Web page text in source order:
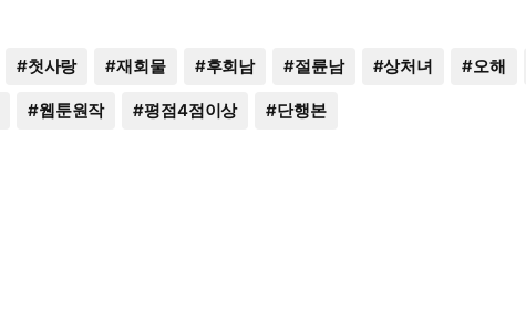
#첫사랑 #재회물 #후회남 #절륜남 #상처녀 #오해
#웹툰원작 #평점4점이상 #단행본